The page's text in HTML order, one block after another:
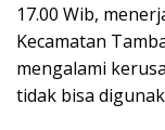
17.00 Wib,
Kecamatan
mengalami
tidak bisa